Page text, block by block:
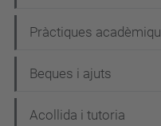
Pràctiques
Beques i ajuts
Acollida i tutoria